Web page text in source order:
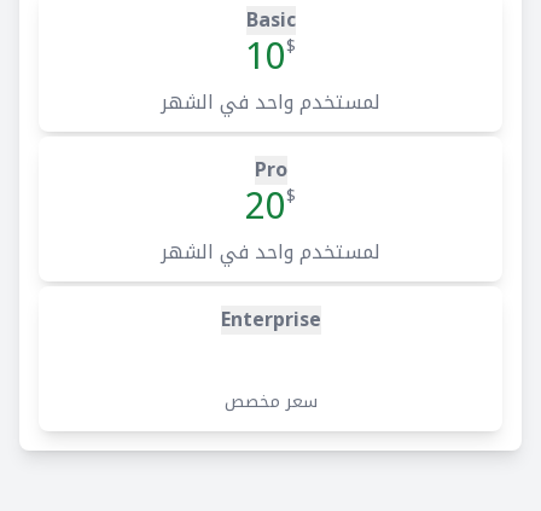
Basic
$
10
لمستخدم واحد في الشهر
Pro
$
20
لمستخدم واحد في الشهر
Enterprise
سعر مخصص